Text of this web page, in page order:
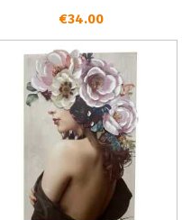
€34.00